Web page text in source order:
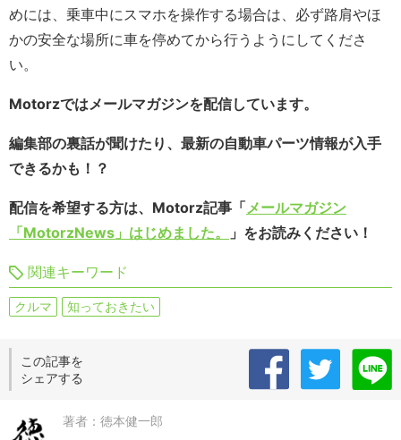
めには、乗車中にスマホを操作する場合は、必ず路肩やほ
かの安全な場所に車を停めてから行うようにしてくださ
い。
Motorzではメールマガジンを配信しています。
編集部の裏話が聞けたり、最新の自動車パーツ情報が入手
できるかも！？
配信を希望する方は、Motorz記事「メールマガジン
「MotorzNews」はじめました。
」をお読みください！
関連キーワード
クルマ 知っておきたい
この記事を
シェアする
著者：徳本健一郎